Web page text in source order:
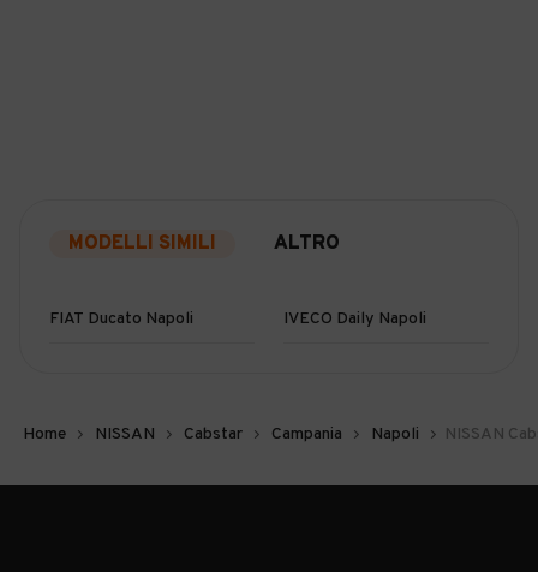
MODELLI SIMILI ALTRO
FIAT Ducato Napoli IVECO Daily Napoli
Home NISSAN Cabstar Campania Napoli NISSAN